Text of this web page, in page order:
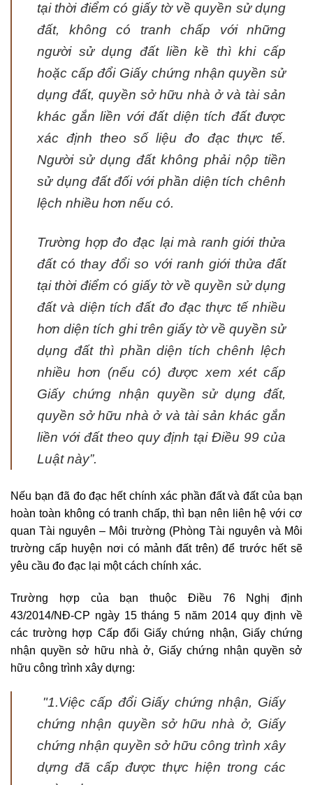
tại thời điểm có giấy tờ về quyền sử dụng
đất, không có tranh chấp với những
người sử dụng đất liền kề thì khi cấp
hoặc cấp đổi Giấy chứng nhận quyền sử
dụng đất, quyền sở hữu nhà ở và tài sản
khác gắn liền với đất diện tích đất được
xác định theo số liệu đo đạc thực tế.
Người sử dụng đất không phải nộp tiền
sử dụng đất đối với phần diện tích chênh
lệch nhiều hơn nếu có.
Trường hợp đo đạc lại mà ranh giới thửa
đất có thay đổi so với ranh giới thửa đất
tại thời điểm có giấy tờ về quyền sử dụng
đất và diện tích đất đo đạc thực tế nhiều
hơn diện tích ghi trên giấy tờ về quyền sử
dụng đất thì phần diện tích chênh lệch
nhiều hơn (nếu có) được xem xét cấp
Giấy chứng nhận quyền sử dụng đất,
quyền sở hữu nhà ở và tài sản khác gắn
liền với đất theo quy định tại Điều 99 của
Luật này”.
Nếu bạn đã đo đạc hết chính xác phần đất và đất của bạn
hoàn toàn không có tranh chấp, thì bạn nên liên hệ với cơ
quan Tài nguyên – Môi trường (Phòng Tài nguyên và Môi
trường cấp huyện nơi có mảnh đất trên) để trước hết sẽ
yêu cầu đo đạc lại một cách chính xác.
Trường hợp của bạn thuộc Điều 76 Nghị định
43/2014/NĐ-CP ngày 15 tháng 5 năm 2014 quy định về
các trường hợp Cấp đổi Giấy chứng nhận, Giấy chứng
nhận quyền sở hữu nhà ở, Giấy chứng nhận quyền sở
hữu công trình xây dựng:
"1.Việc cấp đổi Giấy chứng nhận, Giấy
chứng nhận quyền sở hữu nhà ở, Giấy
chứng nhận quyền sở hữu công trình xây
dựng đã cấp được thực hiện trong các